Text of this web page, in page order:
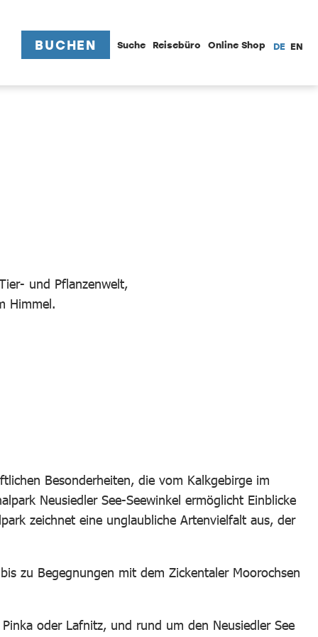
BUCHEN Suche Reisebüro Online Shop DE EN
und Pflanzenwelt,
Himmel.
Besonderheiten, die vom Kalkgebirge im
Neusiedler See-Seewinkel ermöglicht Einblicke
zeichnet eine unglaubliche Artenvielfalt aus, der
zu Begegnungen mit dem Zickentaler Moorochsen
oder Lafnitz, und rund um den Neusiedler See